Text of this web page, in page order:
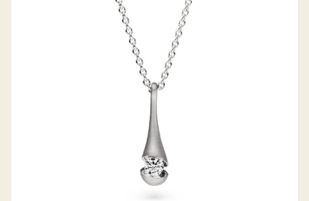
COLLIER CALLA DROP